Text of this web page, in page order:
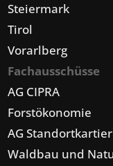
Steiermark
Tirol
Vorarlberg
Fachausschüsse
AG CIPRA
Forstökonomie
AG
Waldbau und